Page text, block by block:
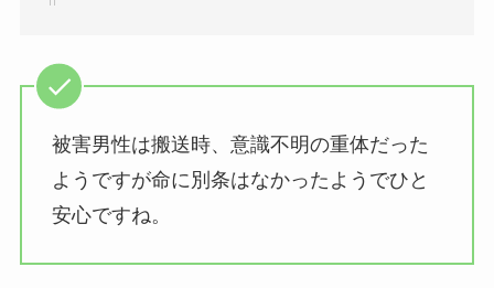
被害男性は搬送時、意識不明の重体だった
ようですが命に別条はなかったようでひと
安心ですね。